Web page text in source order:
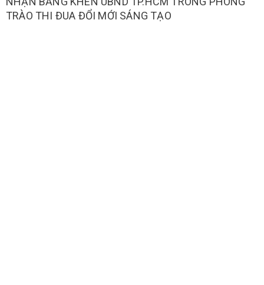
TRÀO THI ĐUA ĐỔI MỚI SÁNG TẠO